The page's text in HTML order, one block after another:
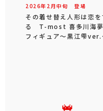
2026年 2 月中旬 登場
その着せ替え人形は恋を
る T-most 喜多川海夢
フィギュア～黒江雫ver.